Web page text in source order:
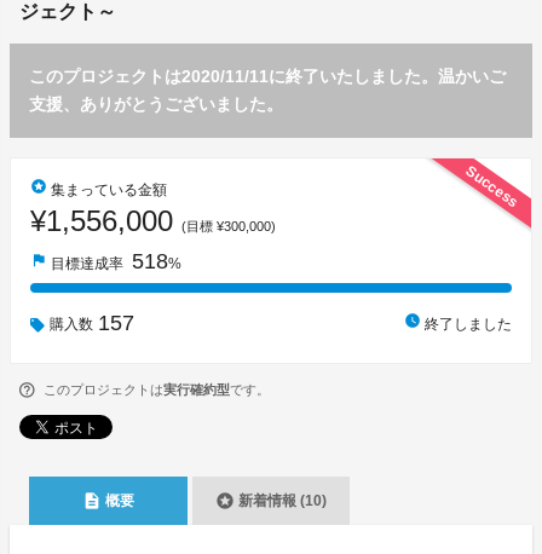
ジェクト～
このプロジェクトは2020/11/11に終了いたしました。温かいご
支援、ありがとうございました。
Success
stars 集まっている金額
¥1,556,000 (目標 ¥300,000)
flag 目標達成率 518%
購入数 157 watch_later 終了しました
このプロジェクトは実行確約型です。
description 概要 stars 新着情報 (10)